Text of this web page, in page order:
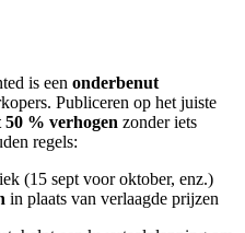
is een onderbenut
Publiceren op het juiste
% verhogen zonder iets
regels:
(15 sept voor oktober, enz.)
in plaats van verlaagde prijzen